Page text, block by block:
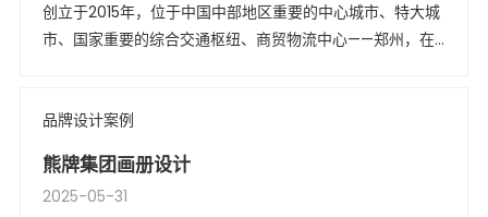
创立于2015年，位于中国中部地区重要的中心城市、特大城
市、国家重要的综合交通枢纽、商贸物流中心——郑州，在
品牌设计案例
熊牌集团画册设计
2025-05-31